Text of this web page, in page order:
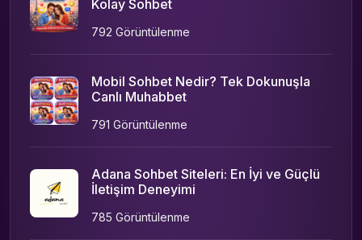
Kolay Sohbet
792 Görüntülenme
Mobil Sohbet Nedir? Tek Dokunuşla
Canlı Muhabbet
791 Görüntülenme
Adana Sohbet Siteleri: En İyi ve Güçlü
İletişim Deneyimi
785 Görüntülenme